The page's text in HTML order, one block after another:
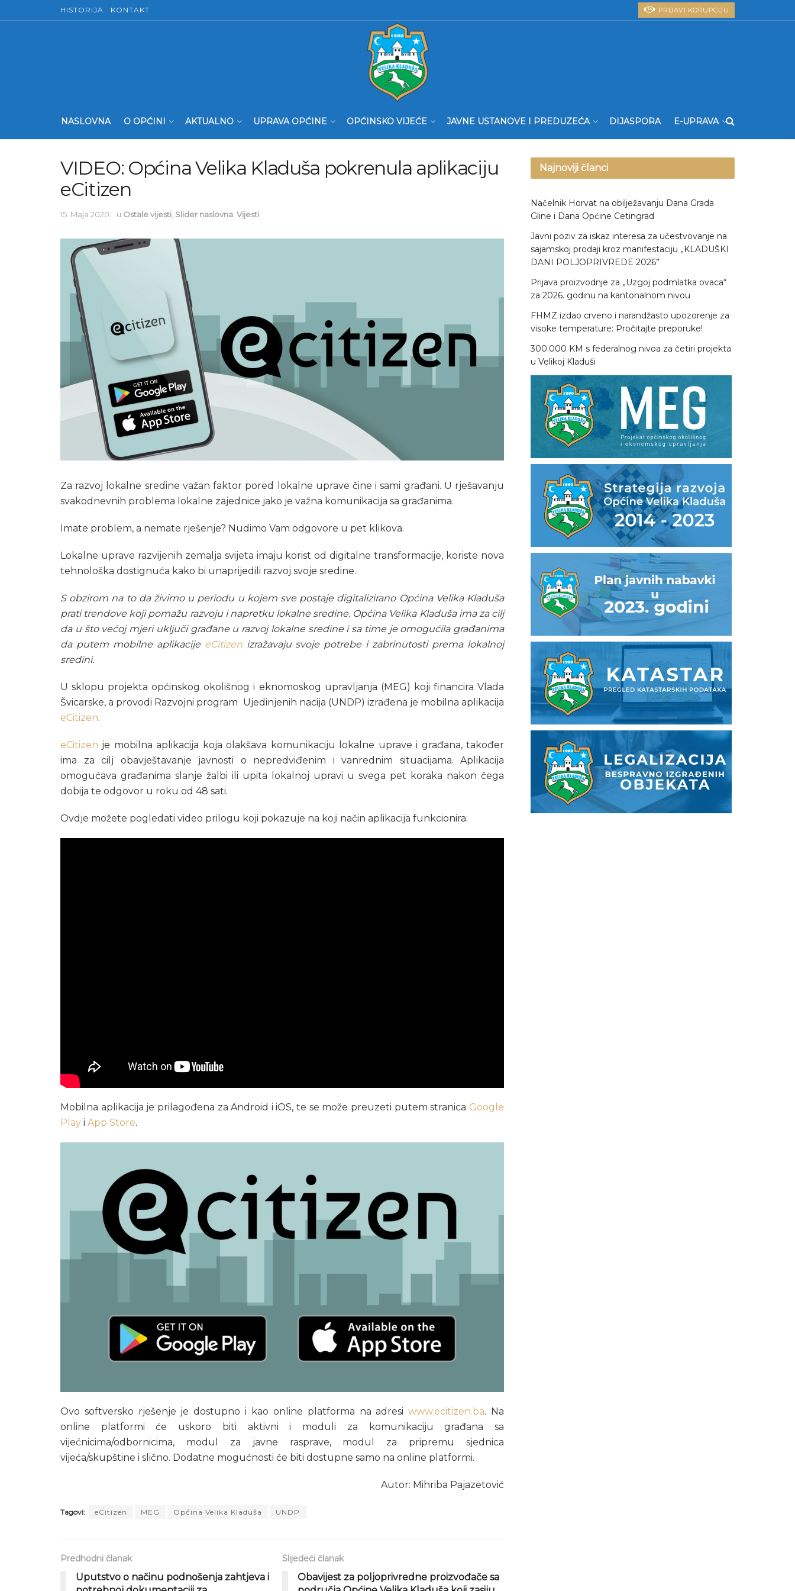
HISTORIJA KONTAKT PRIJAVI KORUPCIJU
NASLOVNA O OPĆINI AKTUALNO UPRAVA OPĆINE OPĆINSKO VIJEĆE JAVNE USTANOVE I PREDUZEĆA DIJASPORA E-UPRAVA
VIDEO: Općina Velika Kladuša pokrenula aplikaciju
eCitizen
15. Maja 2020. u Ostale vijesti Slider naslovna Vijesti
Za razvoj lokalne sredine važan faktor pored lokalne uprave čine i sami građani. U rješavanju
svakodnevnih problema lokalne zajednice jako je važna komunikacija sa građanima.
Imate problem, a nemate rješenje? Nudimo Vam odgovore u pet klikova.
Lokalne uprave razvijenih zemalja svijeta imaju korist od digitalne transformacije, koriste nova
tehnološka dostignuća kako bi unaprijedili razvoj svoje sredine.
S obzirom na to da živimo u periodu u kojem sve postaje digitalizirano Općina Velika Kladuša
prati trendove koji pomažu razvoju i napretku lokalne sredine. Općina Velika Kladuša ima za cilj
da u što većoj mjeri uključi građane u razvoj lokalne sredine i sa time je omogućila građanima
da putem mobilne aplikacije eCitizenizražavaju svoje potrebe i zabrinutosti prema lokalnoj
sredini.
U sklopu projekta općinskog okolišnog i eknomoskog upravljanja (MEG) koji financira Vlada
Švicarske, a provodi Razvojni program Ujedinjenih nacija (UNDP) izrađena je mobilna aplikacija
eCitizen.
eCitizen je mobilna aplikacija koja olakšava komunikaciju lokalne uprave i građana, također
ima za cilj obavještavanje javnosti o nepredviđenim i vanrednim situacijama. Aplikacija
omogućava građanima slanje žalbi ili upita lokalnoj upravi u svega pet koraka nakon čega
dobija te odgovor u roku od 48 sati.
Ovdje možete pogledati video prilogu koji pokazuje na koji način aplikacija funkcionira:
Mobilna aplikacija je prilagođena za Android i iOS, te se može preuzeti putem stranica Google
Play i App Store.
Ovo softversko rješenje je dostupno i kao online platforma na adresiwww.ecitizen.ba. Na
online platformi će uskoro biti aktivni i moduli za komunikaciju građana sa
vijećnicima/odbornicima, modul za javne rasprave, modul za pripremu sjednica
vijeća/skupštine i slično. Dodatne mogućnosti će biti dostupne samo na online platformi.
Autor: Mihriba Pajazetović
Tagovi: eCitizen MEG Općina Velika Kladuša UNDP
Predhodni članak
Uputstvo o načinu podnošenja zahtjeva i
Slijedeći članak
Obavijest za poljoprivredne proizvođače sa
Najnoviji članci
Načelnik Horvat na obilježavanju Dana Grada
Gline i Dana Općine Cetingrad
Javni poziv za iskaz interesa za učestvovanje na
sajamskoj prodaji kroz manifestaciju „KLADUŠKI
DANI POLJOPRIVREDE 2026”
Prijava proizvodnje za „Uzgoj podmlatka ovaca“
za 2026. godinu na kantonalnom nivou
FHMZ izdao crveno i narandžasto upozorenje za
visoke temperature: Pročitajte preporuke!
300.000 KM s federalnog nivoa za četiri projekta
u Velikoj Kladuši